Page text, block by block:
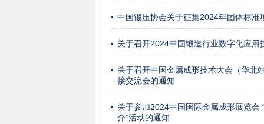
中国锻压协会关于征集2024年团体标准
关于召开2024中国锻造行业数字化应用
关于召开中国金属成形技术大会（华北
接交流会的通知
关于参加2024中国国际金属成形展览
介”活动的通知